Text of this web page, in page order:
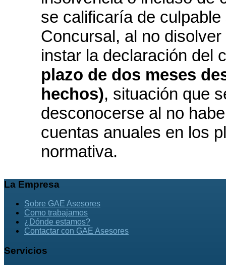
se calificaría de
Concursal, al no
instar la declaración del
plazo de dos meses
hechos), situación que
desconocerse al no
cuentas anuales en los
normativa.
La Empresa
Sobre GAE Asesores
Como trabajamos
¿Dónde estamos?
Contactar con GAE Asesores
Servicios